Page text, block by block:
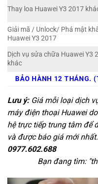
Thay loa Huawei Y3 2017
Giải mã / Unlock/ Phá mật
Huawei Y3 2017
Dịch vụ sửa chữa Huawei Y3
khác
BẢO HÀNH 12 THÁNG.
Lưu ý:Giá mỗi loại dịch
máy điện thoại Huawei
hệ trực tiếp trung tâm để
và được báo giá mới
0977.602.688
Bạn đang tìm: "